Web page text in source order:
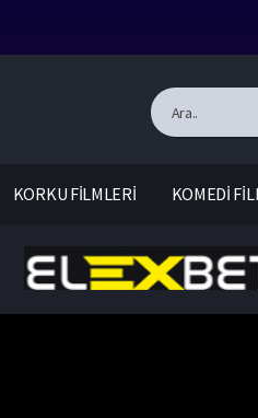
KORKU FİLMLERİ KOMEDİ